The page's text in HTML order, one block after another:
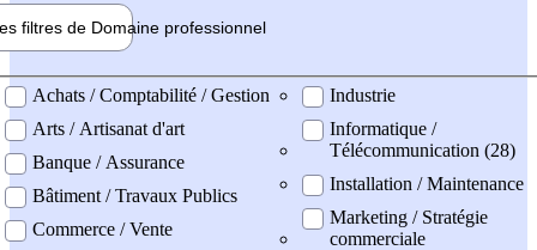
filtres de Domaine professionnel
professionel
Achats / Comptabilité / Gestion
Arts / Artisanat d'art
Banque / Assurance
Bâtiment / Travaux Publics
Commerce / Vente
Industrie
Informatique /
Télécommunication (28)
Installation / Maintenance
Marketing / Stratégie
commerciale